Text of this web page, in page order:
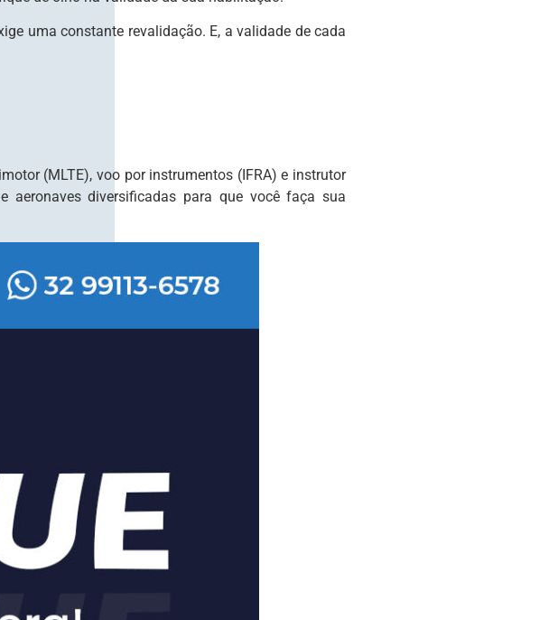
uma constante revalidação. E, a validade de cada
(MLTE), voo por instrumentos (IFRA) e instrutor
aeronaves diversificadas para que você faça sua